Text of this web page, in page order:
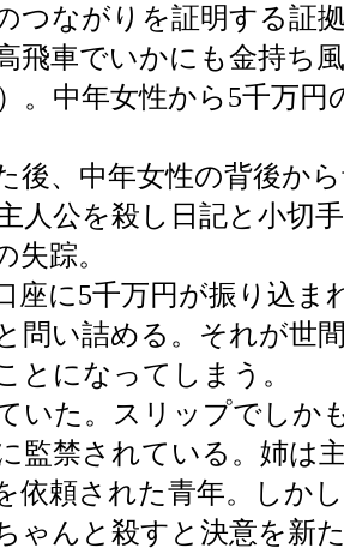
つながりを証明する証
飛車でいかにも金持ち
。中年女性から5千万
後、中年女性の背後か
人公を殺し日記と小切
失踪。
座に5千万円が振り込
問い詰める。それが世
とになってしまう。
いた。スリップでしか
監禁されている。姉は
依頼された青年。しか
ゃんと殺すと決意を新